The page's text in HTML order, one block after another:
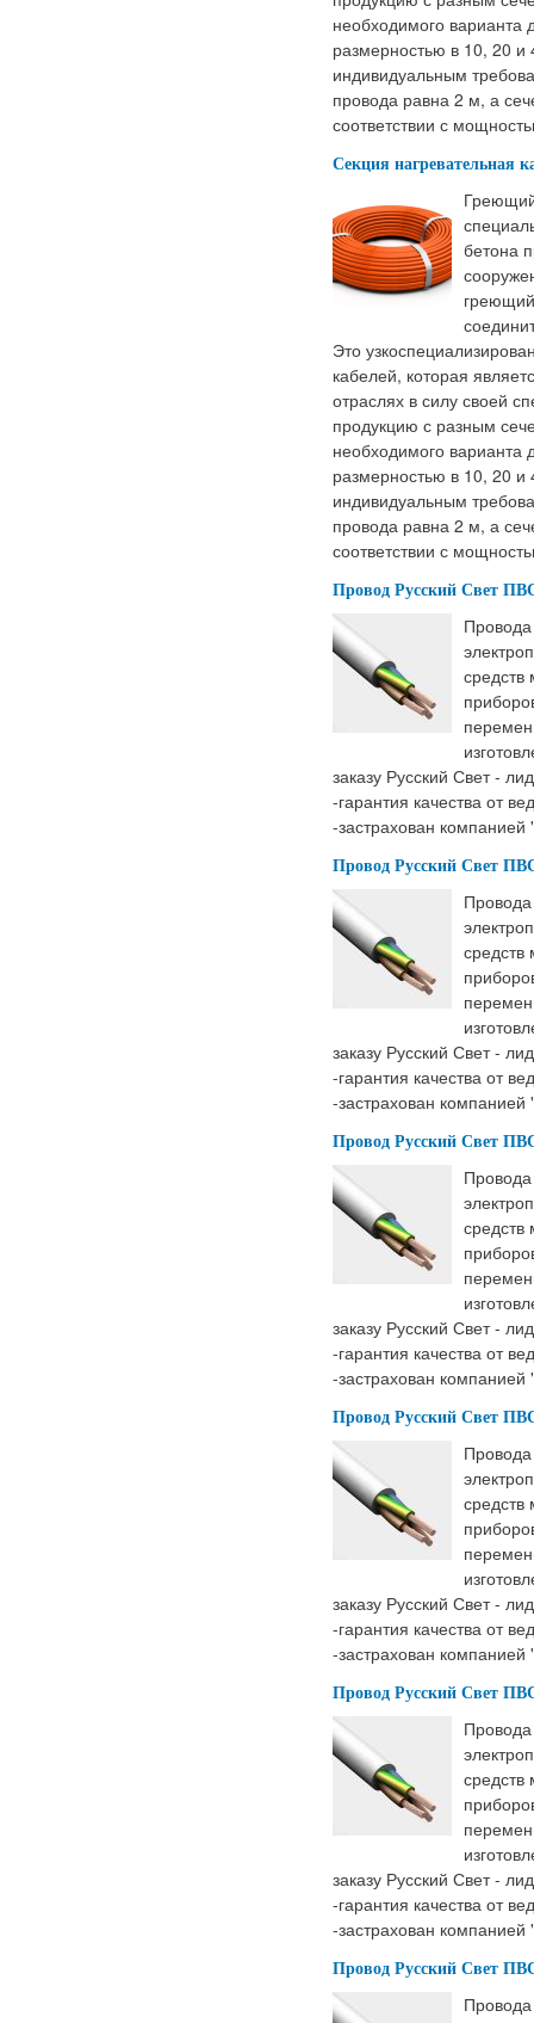
необходимого варианта
размерностью в 10, 20 и
индивидуальным
провода равна 2 м, а
соответствии с
Секция нагревательная
бетона
Это
кабелей, которая
отраслях в силу своей
продукцию с разным
необходимого варианта
размерностью в 10, 20 и
индивидуальным
провода равна 2 м, а
соответствии с
Провод Русский Свет
заказу Русский Свет -
-гарантия качества от
-застрахован компанией
Провод Русский Свет
заказу Русский Свет -
-гарантия качества от
-застрахован компанией
Провод Русский Свет
заказу Русский Свет -
-гарантия качества от
-застрахован компанией
Провод Русский Свет
заказу Русский Свет -
-гарантия качества от
-застрахован компанией
Провод Русский Свет
заказу Русский Свет -
-гарантия качества от
-застрахован компанией
Провод Русский Свет